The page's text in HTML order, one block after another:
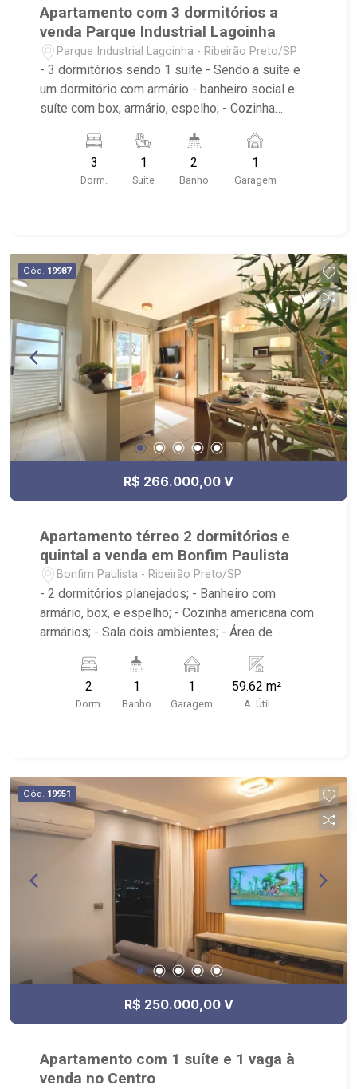
Apartamento com 3 dormitórios a
venda Parque Industrial Lagoinha
Parque Industrial Lagoinha - Ribeirão Preto/SP
- 3 dormitórios sendo 1 suíte - Sendo a suíte e
um dormitório com armário - banheiro social e
suíte com box, armário, espelho; - Cozinha
com ventilador de teto; - Varanda; - Área de
serviço; - Elevador com edifício; - Condomínio
com: Portaria 24hrs, Campo de Futebol,
Pizzaria Maquepizza, Droga Raia, Sesi 298
Ribeirão Preto e Tonin Superatacado.
3
Dorm.
1
Suite
2
Banho
1
Garagem
Cód. 19987
R$ 266.000,00 V
Apartamento térreo 2 dormitórios e
quintal a venda em Bonfim Paulista
Bonfim Paulista - Ribeirão Preto/SP
- 2 dormitórios planejados; - Banheiro com
armário, box, e espelho; - Cozinha americana com
armários; - Sala dois ambientes; - Área de
Piscina, Campo de Futebol e Salão de Festas. -
Próximo à DaniBe FullStore, Bola na Grama
Bonfim e Baterias Batex Bonfim Paulista,
2
Dorm.
1
Banho
1
Garagem
59.62 m²
A. Útil
Cód. 19951
R$ 250.000,00 V
Apartamento com 1 suíte e 1 vaga à
venda no Centro